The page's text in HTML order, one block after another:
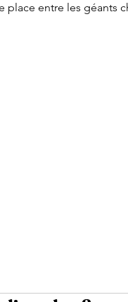
place entre les géants